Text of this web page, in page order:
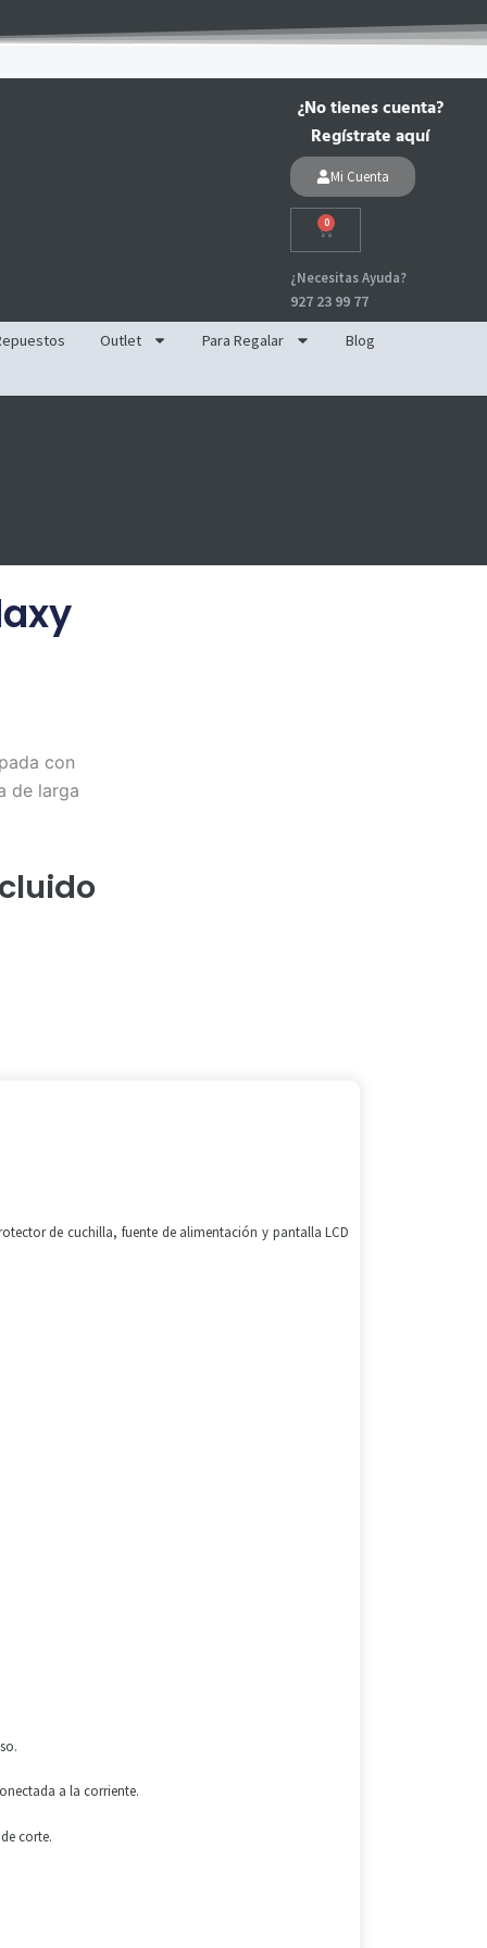
¿No tienes cuenta?
Regístrate aquí
Mi Cuenta
0
Carrito
¿Necesitas Ayuda?
927 23 99 77
Outlet Para Regalar
Blog
con
de larga
de cuchilla, fuente de alimentación y pantalla LCD
.
a la corriente.
corte.